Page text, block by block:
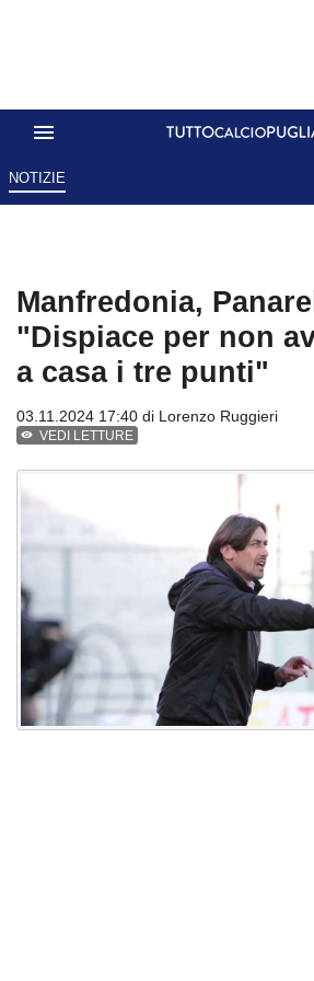
NOTIZIE
Manfredonia,
"Dispiace per non
a casa i tre punti"
03.11.2024 17:40 di Lorenzo Ruggieri
VEDI LETTURE